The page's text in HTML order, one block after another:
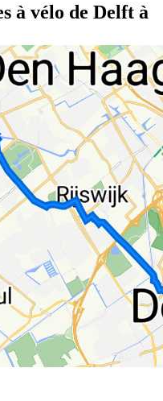
à vélo de Delft à